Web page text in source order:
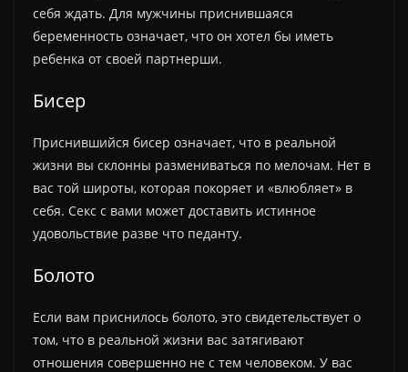
себя ждать. Для мужчины приснившаяся
беременность означает, что он хотел бы иметь
ребенка от своей партнерши.
Бисер
Приснившийся бисер означает, что в реальной
жизни вы склонны размениваться по мелочам. Нет в
вас той широты, которая покоряет и «влюбляет» в
себя. Секс с вами может доставить истинное
удовольствие разве что педанту.
Болото
Если вам приснилось болото, это свидетельствует о
том, что в реальной жизни вас затягивают
отношения совершенно не с тем человеком. У вас